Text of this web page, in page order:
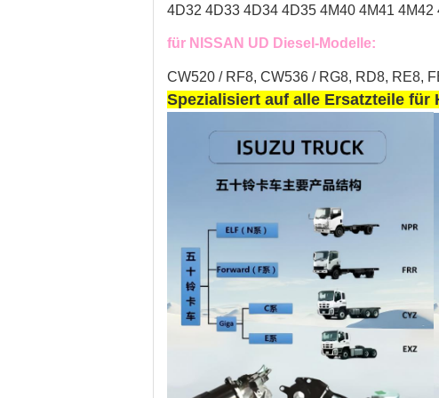
4D32 4D33 4D34 4D35 4M40 4M41 4M42
für NISSAN UD Diesel-Modelle:
CW520 / RF8, CW536 / RG8, RD8, RE8,
Spezialisiert auf alle Ersatzteile für